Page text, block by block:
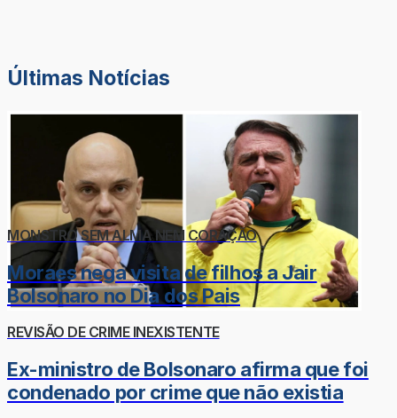
Últimas Notícias
MONSTRO SEM ALMA NEM CORAÇÃO
Moraes nega visita de filhos a Jair
Bolsonaro no Dia dos Pais
REVISÃO DE CRIME INEXISTENTE
Ex-ministro de Bolsonaro afirma que foi
condenado por crime que não existia